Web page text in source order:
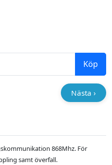
Köp
Nästa ›
868Mhz. För
samt överfall.